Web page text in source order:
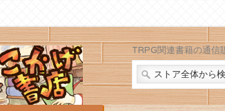
TRPG関連書籍の通信